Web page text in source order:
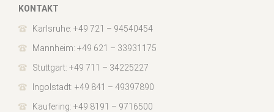
KONTAKT
Karlsruhe: +49 721 – 94540454
Mannheim: +49 621 – 33931175
Stuttgart: +49 711 – 34225227
Ingolstadt: +49 841 – 49397890
Kaufering: +49 8191 – 9716500